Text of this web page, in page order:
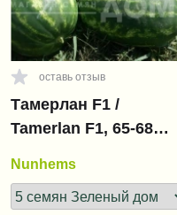
оставь отзыв
Тамерлан F1 /
Tamerlan F1, 65-68
Nunhems